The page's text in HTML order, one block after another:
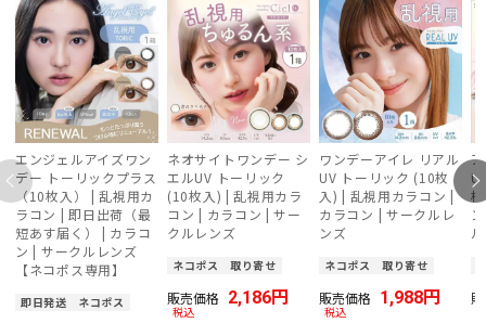
エンジェルアイズワン
デー トーリックプラス
（10枚入） | 乱視用カ
ラコン | 即日出荷（最
短あす届く） | カラコ
ン | サークルレンズ
【ネコポス専用】
即日発送 ネコポス
ネオサイトワンデー シ
エルUV トーリック
(10枚入) | 乱視用カラ
コン | カラコン | サー
クルレンズ
ネコポス 取り寄せ
販売価格 2,186
税込
ワンデーアイレ リアル
UV トーリック (10枚
入) | 乱視用カラコン |
カラコン | サークルレ
ンズ
ネコポス 取り寄せ
販売価格 1,988
税込